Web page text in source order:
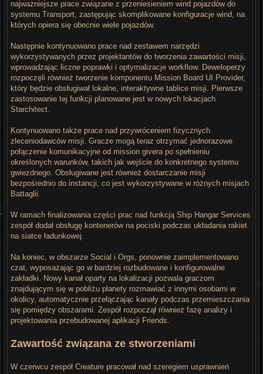
najważniejsze prace związane z przeniesieniem wind pojazdów do
systemu Transport, zastępując skomplikowane konfiguracje wind, na
których opiera się obecnie wiele pojazdów.
Następnie kontynuowano prace nad zestawem narzędzi
wykorzystywanych przez projektantów do tworzenia zawartości misji,
wprowadzając liczne poprawki i optymalizacje workflow. Deweloperzy
rozpoczęli również tworzenie komponentu Mission Board UI Provider,
który będzie obsługiwał lokalne, interaktywne tablice misji. Pierwsze
zastosowanie tej funkcji planowane jest w nowych lokacjach
Starchitect.
Kontynuowano także prace nad przywróceniem fizycznych
zleceniodawców misji. Gracze mogą teraz otrzymać jednorazowe
połączenie komunikacyjne od mission givera po spełnieniu
określonych warunków, takich jak wejście do konkretnego systemu
gwiezdnego. Obsługiwane jest również dostarczanie misji
bezpośrednio do instancji, co jest wykorzystywane w różnych misjach
Battaglii.
W ramach finalizowania części prac nad funkcją Ship Hangar Services
zespół dodał obsługę kontenerów na pociski podczas układania rakiet
na siatce ładunkowej.
Na koniec, w obszarze Social i Orgs, ponownie zaimplementowano
czat, wyposażając go w bardziej rozbudowane i konfigurowalne
zakładki. Nowy kanał oparty na lokalizacji pozwala graczom
znajdującym się w pobliżu planety rozmawiać z innymi osobami w
okolicy, automatycznie przełączając kanały podczas przemieszczania
się pomiędzy obszarami. Zespół rozpoczął również fazę analizy i
projektowania przebudowanej aplikacji Friends.
Zawartość związana ze stworzeniami
W czerwcu zespół Creature pracował nad szeregiem usprawnień